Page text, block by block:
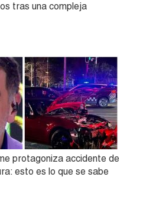
tras una compleja
protagoniza accidente de
esto es lo que se sabe